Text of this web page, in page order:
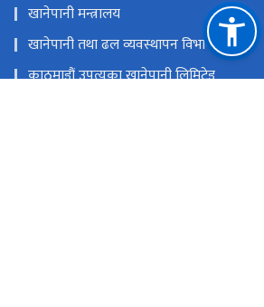
खानेपानी मन्त्रालय
खानेपानी तथा ढल व्यवस्थापन विभाग
काठमाडौं उपत्यका खानेपानी लिमिटेड